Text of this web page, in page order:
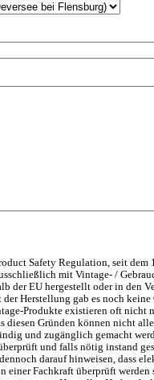
Safety Regulation, seit
mit Vintage- /
der EU hergestellt oder in den
Herstellung gab es noch
Produkte existieren oft nicht
diesen Gründen können nicht
und zugänglich gemacht
und falls nötig instand
darauf hinweisen, dass
einer Fachkraft überprüft